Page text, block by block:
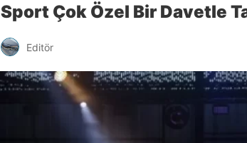
Sport Çok Özel Bir Davetle
Editör